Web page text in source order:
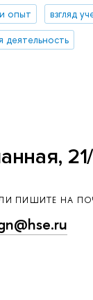
опыт взгляд
деятельность
ПИШИТЕ НА